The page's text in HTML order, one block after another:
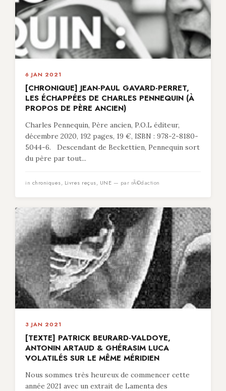
6 JAN 2021
[CHRONIQUE] JEAN-PAUL GAVARD-PERRET,
LES ÉCHAPPÉES DE CHARLES PENNEQUIN (À
PROPOS DE PÈRE ANCIEN)
Charles Pennequin, Père ancien, P.O.L éditeur,
décembre 2020, 192 pages, 19 €, ISBN : 978-2-8180-
5044-6. Descendant de Beckettien, Pennequin sort
du père par tout...
in chroniques, Livres reçus, UNE — par rÃ©daction
3 JAN 2021
[TEXTE] PATRICK BEURARD-VALDOYE,
ANTONIN ARTAUD & GHÉRASIM LUCA
VOLATILÉS SUR LE MÊME MÉRIDIEN
Nous sommes très heureux de commencer cette
année 2021 avec un extrait de Lamenta des